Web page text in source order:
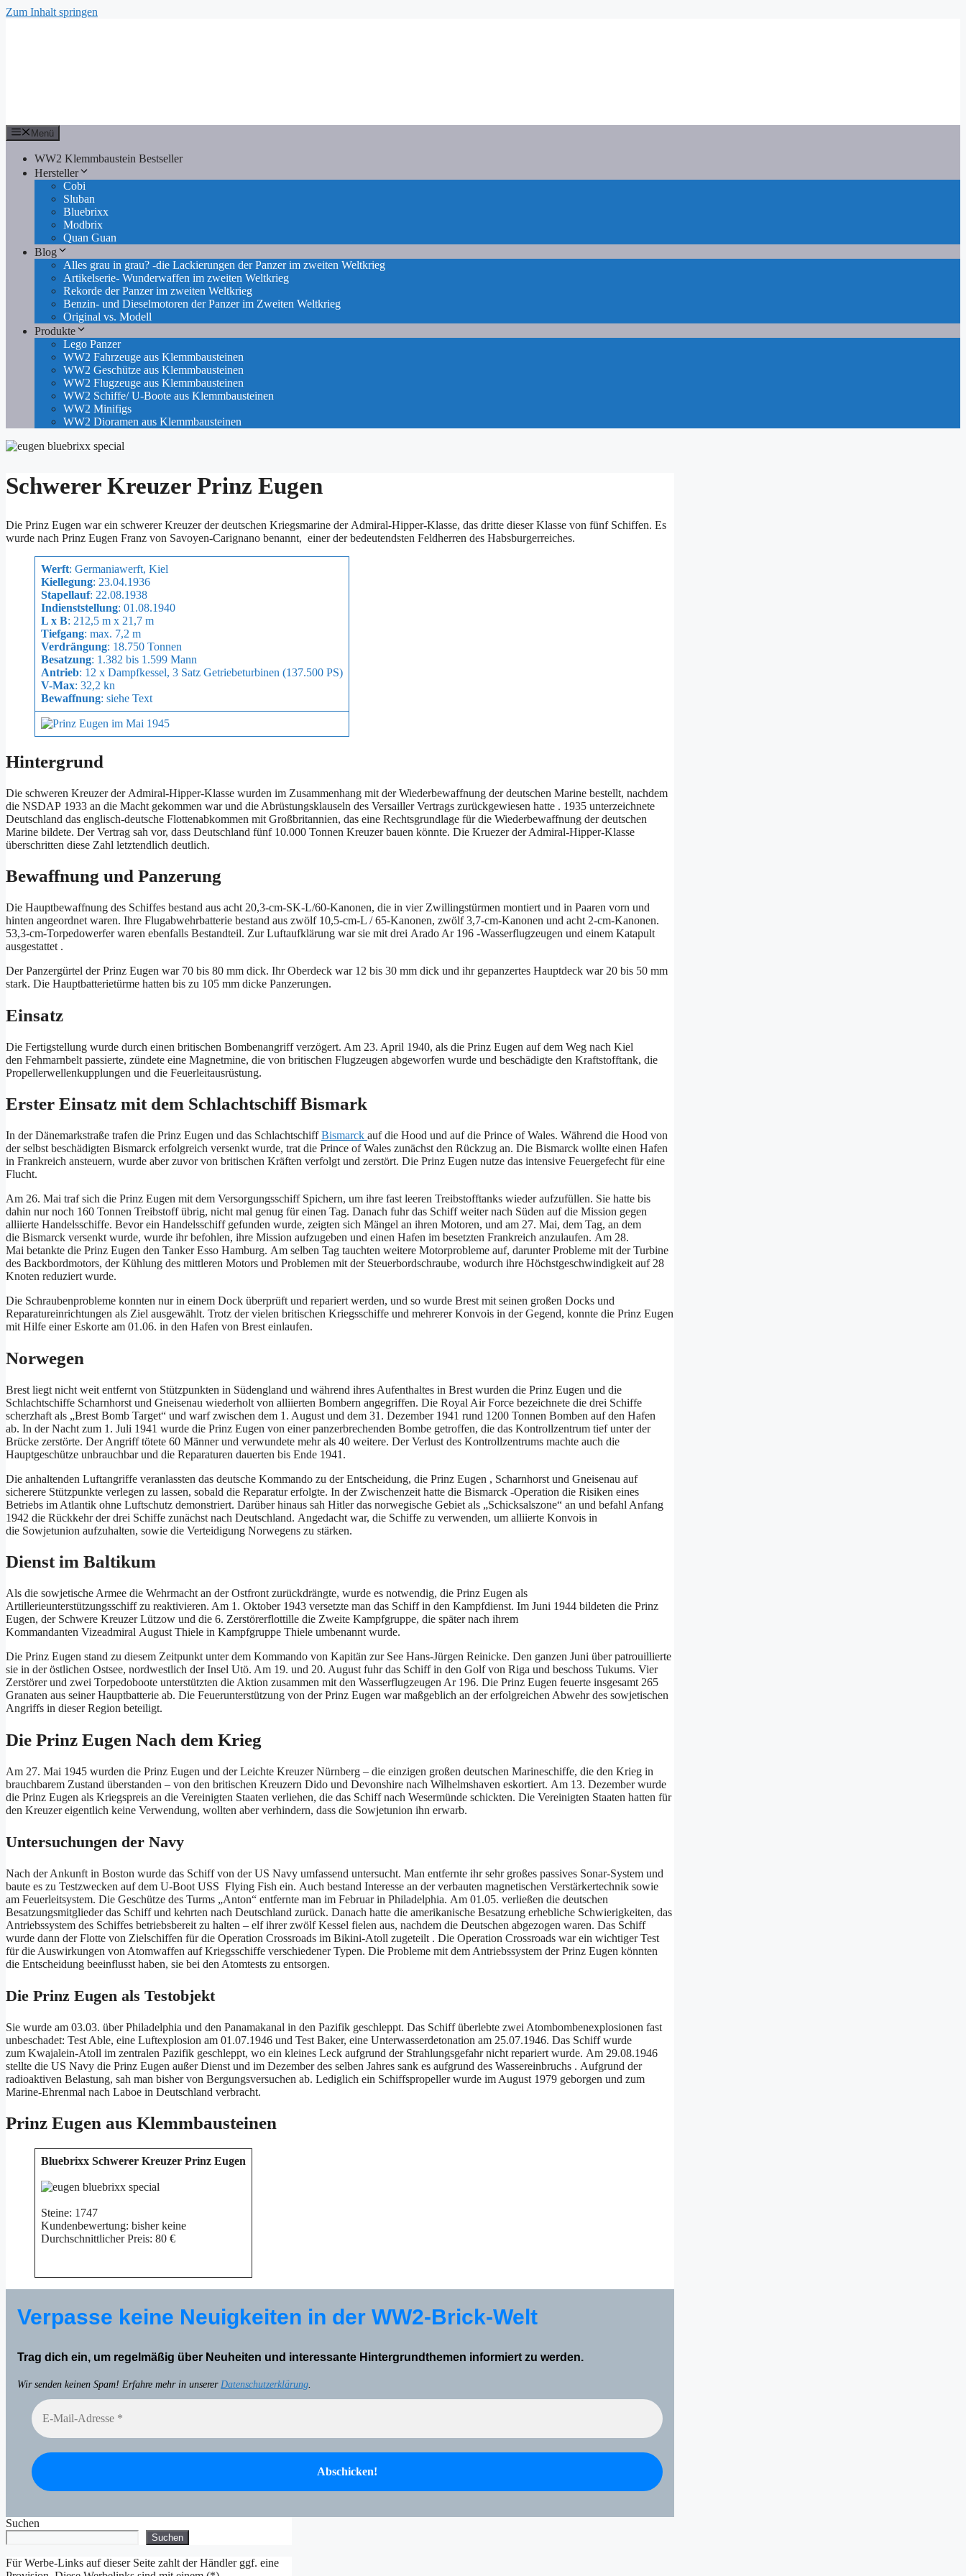
Zum Inhalt springen
Menü
WW2 Klemmbaustein Bestseller
Hersteller
Cobi
Sluban
Bluebrixx
Modbrix
Quan Guan
Blog
Alles grau in grau? -die Lackierungen der Panzer im zweiten Weltkrieg
Artikelserie- Wunderwaffen im zweiten Weltkrieg
Rekorde der Panzer im zweiten Weltkrieg
Benzin- und Dieselmotoren der Panzer im Zweiten Weltkrieg
Original vs. Modell
Produkte
Lego Panzer
WW2 Fahrzeuge aus Klemmbausteinen
WW2 Geschütze aus Klemmbausteinen
WW2 Flugzeuge aus Klemmbausteinen
WW2 Schiffe/ U-Boote aus Klemmbausteinen
WW2 Minifigs
WW2 Dioramen aus Klemmbausteinen
Schwerer Kreuzer Prinz Eugen
Die Prinz Eugen war ein schwerer Kreuzer der deutschen Kriegsmarine der Admiral-Hipper-Klasse, das dritte dieser Klasse von fünf Schiffen. Es
wurde nach Prinz Eugen Franz von Savoyen-Carignano benannt, einer der bedeutendsten Feldherren des Habsburgerreiches.
Werft: Germaniawerft, Kiel
Kiellegung: 23.04.1936
Stapellauf: 22.08.1938
Indienststellung: 01.08.1940
L x B: 212,5 m x 21,7 m
Tiefgang: max. 7,2 m
Verdrängung: 18.750 Tonnen
Besatzung: 1.382 bis 1.599 Mann
Antrieb: 12 x Dampfkessel, 3 Satz Getriebeturbinen (137.500 PS)
V-Max: 32,2 kn
Bewaffnung: siehe Text
Hintergrund
Die schweren Kreuzer der Admiral-Hipper-Klasse wurden im Zusammenhang mit der Wiederbewaffnung der deutschen Marine bestellt, nachdem
die NSDAP 1933 an die Macht gekommen war und die Abrüstungsklauseln des Versailler Vertrags zurückgewiesen hatte . 1935 unterzeichnete
Deutschland das englisch-deutsche Flottenabkommen mit Großbritannien, das eine Rechtsgrundlage für die Wiederbewaffnung der deutschen
Marine bildete. Der Vertrag sah vor, dass Deutschland fünf 10.000 Tonnen Kreuzer bauen könnte. Die Kruezer der Admiral-Hipper-Klasse
überschritten diese Zahl letztendlich deutlich.
Bewaffnung und Panzerung
Die Hauptbewaffnung des Schiffes bestand aus acht 20,3-cm-SK-L/60-Kanonen, die in vier Zwillingstürmen montiert und in Paaren vorn und
hinten angeordnet waren. Ihre Flugabwehrbatterie bestand aus zwölf 10,5-cm-L / 65-Kanonen, zwölf 3,7-cm-Kanonen und acht 2-cm-Kanonen.
53,3-cm-Torpedowerfer waren ebenfalls Bestandteil. Zur Luftaufklärung war sie mit drei Arado Ar 196 -Wasserflugzeugen und einem Katapult
ausgestattet .
Der Panzergürtel der Prinz Eugen war 70 bis 80 mm dick. Ihr Oberdeck war 12 bis 30 mm dick und ihr gepanzertes Hauptdeck war 20 bis 50 mm
stark. Die Hauptbatterietürme hatten bis zu 105 mm dicke Panzerungen.
Einsatz
Die Fertigstellung wurde durch einen britischen Bombenangriff verzögert. Am 23. April 1940, als die Prinz Eugen auf dem Weg nach Kiel
den Fehmarnbelt passierte, zündete eine Magnetmine, die von britischen Flugzeugen abgeworfen wurde und beschädigte den Kraftstofftank, die
Propellerwellenkupplungen und die Feuerleitausrüstung.
Erster Einsatz mit dem Schlachtschiff Bismark
In der Dänemarkstraße trafen die Prinz Eugen und das SchlachtschiffBismarck auf die Hood und auf die Prince of Wales. Während die Hood von
der selbst beschädigten Bismarck erfolgreich versenkt wurde, trat die Prince of Wales zunächst den Rückzug an. Die Bismarck wollte einen Hafen
in Frankreich ansteuern, wurde aber zuvor von britischen Kräften verfolgt und zerstört. Die Prinz Eugen nutze das intensive Feuergefecht für eine
Flucht.
Am 26. Mai traf sich die Prinz Eugen mit dem Versorgungsschiff Spichern, um ihre fast leeren Treibstofftanks wieder aufzufüllen. Sie hatte bis
dahin nur noch 160 Tonnen Treibstoff übrig, nicht mal genug für einen Tag. Danach fuhr das Schiff weiter nach Süden auf die Mission gegen
alliierte Handelsschiffe. Bevor ein Handelsschiff gefunden wurde, zeigten sich Mängel an ihren Motoren, und am 27. Mai, dem Tag, an dem
die Bismarck versenkt wurde, wurde ihr befohlen, ihre Mission aufzugeben und einen Hafen im besetzten Frankreich anzulaufen. Am 28.
Mai betankte die Prinz Eugen den Tanker Esso Hamburg. Am selben Tag tauchten weitere Motorprobleme auf, darunter Probleme mit der Turbine
des Backbordmotors, der Kühlung des mittleren Motors und Problemen mit der Steuerbordschraube, wodurch ihre Höchstgeschwindigkeit auf 28
Knoten reduziert wurde.
Die Schraubenprobleme konnten nur in einem Dock überprüft und repariert werden, und so wurde Brest mit seinen großen Docks und
Reparatureinrichtungen als Ziel ausgewählt. Trotz der vielen britischen Kriegsschiffe und mehrerer Konvois in der Gegend, konnte die Prinz Eugen
mit Hilfe einer Eskorte am 01.06. in den Hafen von Brest einlaufen.
Norwegen
Brest liegt nicht weit entfernt von Stützpunkten in Südengland und während ihres Aufenthaltes in Brest wurden die Prinz Eugen und die
Schlachtschiffe Scharnhorst und Gneisenau wiederholt von alliierten Bombern angegriffen. Die Royal Air Force bezeichnete die drei Schiffe
scherzhaft als „Brest Bomb Target“ und warf zwischen dem 1. August und dem 31. Dezember 1941 rund 1200 Tonnen Bomben auf den Hafen
ab. In der Nacht zum 1. Juli 1941 wurde die Prinz Eugen von einer panzerbrechenden Bombe getroffen, die das Kontrollzentrum tief unter der
Brücke zerstörte. Der Angriff tötete 60 Männer und verwundete mehr als 40 weitere. Der Verlust des Kontrollzentrums machte auch die
Hauptgeschütze unbrauchbar und die Reparaturen dauerten bis Ende 1941.
Die anhaltenden Luftangriffe veranlassten das deutsche Kommando zu der Entscheidung, die Prinz Eugen , Scharnhorst und Gneisenau auf
sicherere Stützpunkte verlegen zu lassen, sobald die Reparatur erfolgte. In der Zwischenzeit hatte die Bismarck -Operation die Risiken eines
Betriebs im Atlantik ohne Luftschutz demonstriert. Darüber hinaus sah Hitler das norwegische Gebiet als „Schicksalszone“ an und befahl Anfang
1942 die Rückkehr der drei Schiffe zunächst nach Deutschland. Angedacht war, die Schiffe zu verwenden, um alliierte Konvois in
die Sowjetunion aufzuhalten, sowie die Verteidigung Norwegens zu stärken.
Dienst im Baltikum
Als die sowjetische Armee die Wehrmacht an der Ostfront zurückdrängte, wurde es notwendig, die Prinz Eugen als
Artillerieunterstützungsschiff zu reaktivieren. Am 1. Oktober 1943 versetzte man das Schiff in den Kampfdienst. Im Juni 1944 bildeten die Prinz
Eugen, der Schwere Kreuzer Lützow und die 6. Zerstörerflottille die Zweite Kampfgruppe, die später nach ihrem
Kommandanten Vizeadmiral August Thiele in Kampfgruppe Thiele umbenannt wurde.
Die Prinz Eugen stand zu diesem Zeitpunkt unter dem Kommando von Kapitän zur See Hans-Jürgen Reinicke. Den ganzen Juni über patrouillierte
sie in der östlichen Ostsee, nordwestlich der Insel Utö. Am 19. und 20. August fuhr das Schiff in den Golf von Riga und beschoss Tukums. Vier
Zerstörer und zwei Torpedoboote unterstützten die Aktion zusammen mit den Wasserflugzeugen Ar 196. Die Prinz Eugen feuerte insgesamt 265
Granaten aus seiner Hauptbatterie ab. Die Feuerunterstützung von der Prinz Eugen war maßgeblich an der erfolgreichen Abwehr des sowjetischen
Angriffs in dieser Region beteiligt.
Die Prinz Eugen Nach dem Krieg
Am 27. Mai 1945 wurden die Prinz Eugen und der Leichte Kreuzer Nürnberg – die einzigen großen deutschen Marineschiffe, die den Krieg in
brauchbarem Zustand überstanden – von den britischen Kreuzern Dido und Devonshire nach Wilhelmshaven eskortiert. Am 13. Dezember wurde
die Prinz Eugen als Kriegspreis an die Vereinigten Staaten verliehen, die das Schiff nach Wesermünde schickten. Die Vereinigten Staaten hatten für
den Kreuzer eigentlich keine Verwendung, wollten aber verhindern, dass die Sowjetunion ihn erwarb.
Untersuchungen der Navy
Nach der Ankunft in Boston wurde das Schiff von der US Navy umfassend untersucht. Man entfernte ihr sehr großes passives Sonar-System und
baute es zu Testzwecken auf dem U-Boot USS Flying Fish ein. Auch bestand Interesse an der verbauten magnetischen Verstärkertechnik sowie
am Feuerleitsystem. Die Geschütze des Turms „Anton“ entfernte man im Februar in Philadelphia. Am 01.05. verließen die deutschen
Besatzungsmitglieder das Schiff und kehrten nach Deutschland zurück. Danach hatte die amerikanische Besatzung erhebliche Schwierigkeiten, das
Antriebssystem des Schiffes betriebsbereit zu halten – elf ihrer zwölf Kessel fielen aus, nachdem die Deutschen abgezogen waren. Das Schiff
wurde dann der Flotte von Zielschiffen für die Operation Crossroads im Bikini-Atoll zugeteilt . Die Operation Crossroads war ein wichtiger Test
für die Auswirkungen von Atomwaffen auf Kriegsschiffe verschiedener Typen. Die Probleme mit dem Antriebssystem der Prinz Eugen könnten
die Entscheidung beeinflusst haben, sie bei den Atomtests zu entsorgen.
Die Prinz Eugen als Testobjekt
Sie wurde am 03.03. über Philadelphia und den Panamakanal in den Pazifik geschleppt. Das Schiff überlebte zwei Atombombenexplosionen fast
unbeschadet: Test Able, eine Luftexplosion am 01.07.1946 und Test Baker, eine Unterwasserdetonation am 25.07.1946. Das Schiff wurde
zum Kwajalein-Atoll im zentralen Pazifik geschleppt, wo ein kleines Leck aufgrund der Strahlungsgefahr nicht repariert wurde. Am 29.08.1946
stellte die US Navy die Prinz Eugen außer Dienst und im Dezember des selben Jahres sank es aufgrund des Wassereinbruchs . Aufgrund der
radioaktiven Belastung, sah man bisher von Bergungsversuchen ab. Lediglich ein Schiffspropeller wurde im August 1979 geborgen und zum
Marine-Ehrenmal nach Laboe in Deutschland verbracht.
Prinz Eugen aus Klemmbausteinen
Bluebrixx Schwerer Kreuzer Prinz Eugen
Steine: 1747
Kundenbewertung: bisher keine
Durchschnittlicher Preis: 80 €
Verpasse keine Neuigkeiten in der WW2-Brick-Welt
Trag dich ein, um regelmäßig über Neuheiten und interessante Hintergrundthemen informiert zu werden.
Wir senden keinen Spam! Erfahre mehr in unserer Datenschutzerklärung.
Suchen
Suchen
Für Werbe-Links auf dieser Seite zahlt der Händler ggf. eine